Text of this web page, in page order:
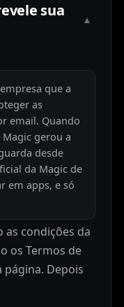
sua
▾
que a
as
email. Quando
gerou a
desde
da Magic de
em apps, e só
as condições da
os Termos de
página. Depois